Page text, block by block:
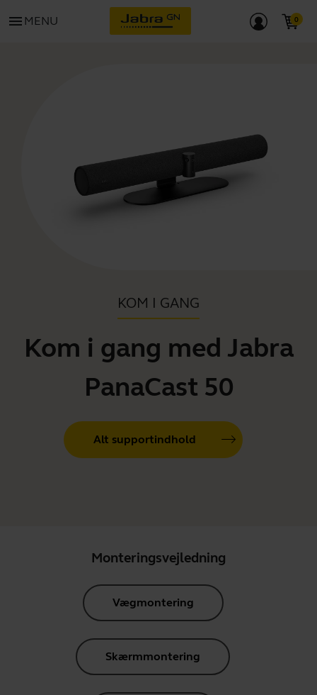
menu MENU
KOM I GANG
Kom i gang med Jabra
PanaCast 50
Alt supportindhold
Monteringsvejledning
Vægmontering
Skærmmontering